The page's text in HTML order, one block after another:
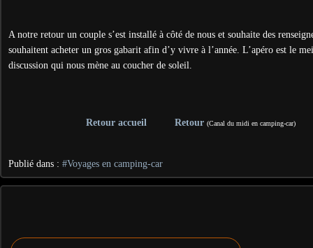
A notre retour un couple s’est installé à côté de nous et souhaite des
souhaitent acheter un gros gabarit afin d’y vivre à l’année. L’apéro est le
discussion qui nous mène au coucher de soleil.
Retour accueil Retour (Canal du midi en camping-car)
Publié dans : #Voyages en camping-car